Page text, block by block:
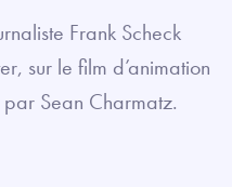
Frank Scheck
sur le film d’animation
Sean Charmatz.